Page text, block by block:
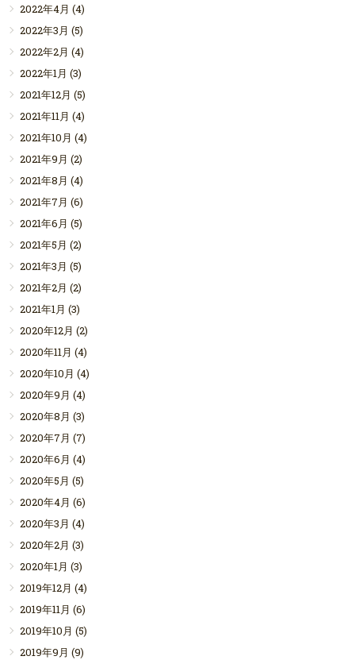
2022年4月 (4)
2022年3月 (5)
2022年2月 (4)
2022年1月 (3)
2021年12月 (5)
2021年11月 (4)
2021年10月 (4)
2021年9月 (2)
2021年8月 (4)
2021年7月 (6)
2021年6月 (5)
2021年5月 (2)
2021年3月 (5)
2021年2月 (2)
2021年1月 (3)
2020年12月 (2)
2020年11月 (4)
2020年10月 (4)
2020年9月 (4)
2020年8月 (3)
2020年7月 (7)
2020年6月 (4)
2020年5月 (5)
2020年4月 (6)
2020年3月 (4)
2020年2月 (3)
2020年1月 (3)
2019年12月 (4)
2019年11月 (6)
2019年10月 (5)
2019年9月 (9)